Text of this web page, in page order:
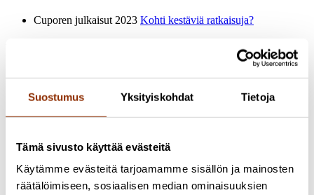
Suostumus Yksityiskohdat Tietoja
Tämä sivusto käyttää evästeitä
Käytämme evästeitä tarjoamamme sisällön ja mainosten
räätälöimiseen, sosiaalisen median ominaisuuksien
Cuporen julkaisut 2023 Kohti kestäviä ratkaisuja?
Olli Jakonen Erikoistutkija, YTT Profiili
Emmi Lahtinen Tutkija, FM, Master of Design 050 556 0414
Olli Ruokolainen Erikoistutkija, HT 050 448 3484
olli.ruokolainen@cupore.fi
Profiili